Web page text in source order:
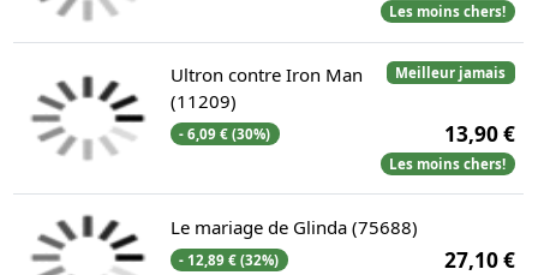
Les moins chers!
Meilleur jamais
Ultron contre Iron Man
(11209)
- 6,09 € (30%) 13,90 €
Les moins chers!
Le mariage de Glinda (75688)
- 12,89 € (32%) 27,10 €